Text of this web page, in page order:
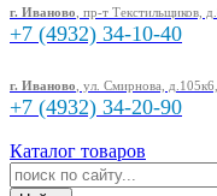
г. Иваново , пр-т Текстильщиков,
+7 (4932) 34-10-40
г. Иваново , ул. Смирнова,
+7 (4932) 34-20-90
Каталог товаров